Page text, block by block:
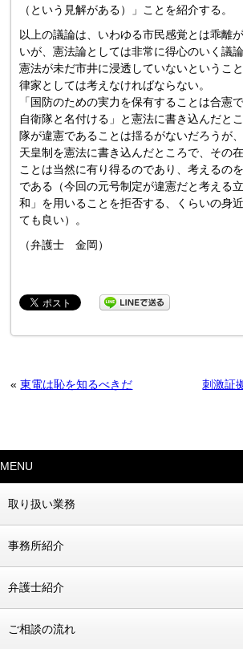
（という見解がある）」ことを紹介する。
以上の議論は、いわゆる市民感覚とは乖離
いが、憲法論としては非常に得心のいく議
憲法が未だ市井に浸透していないというこ
律家としては考えなければならない。
「国防のための実力を保有することは合憲
自衛隊と名付ける」と憲法に書き込んだと
隊が違憲であることは揺るがないだろうが
天皇制を憲法に書き込んだところで、その
ことは当然に有り得るのであり、考えるの
である（今回の元号制定が違憲だと考える
和」を用いることを拒否する、くらいの身
ても良い）。
（弁護士 金岡）
«東電は恥を知るべきだ
刺激証
MENU
取り扱い業務
事務所紹介
弁護士紹介
ご相談の流れ